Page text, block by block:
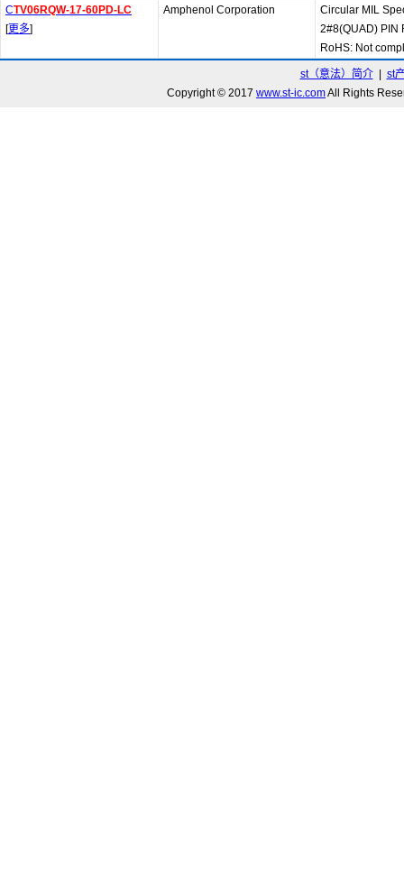
CTV06RQW-17-60PD-LC
[更多]
Amphenol Corporation
Circular MIL
2#8(QUAD) PIN
RoHS: Not
st（意法）简介| st
Copyright © 2017 www.st-ic.comAll Rights